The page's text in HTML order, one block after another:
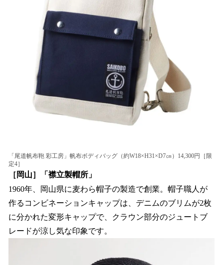
「尾道帆布鞄 彩工房」帆布ボディバッグ（約W18×H31×D7㎝）14,300円［限
定4］
［岡山］「襟立製帽所」
1960年、岡山県に麦わら帽子の製造で創業。帽子職人が
作るコンビネーションキャップは、デニムのブリムが2枚
に分かれた変形キャップで、クラウン部分のジュートブ
レードが涼し気な印象です。